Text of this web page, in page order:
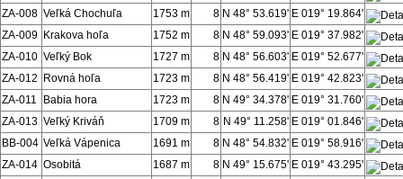
ZA-008 Veľká Chochuľa 1753 m 8 N 48° 53.619' E 019° 19.864'
ZA-009 Krakova hoľa 1752 m 8 N 48° 59.093' E 019° 37.982'
ZA-010 Veľký Bok 1727 m 8 N 48° 56.603' E 019° 52.677'
ZA-012
Rovná hoľa 1723 m 8 N 48° 56.419' E 019° 42.823'
ZA-011
Babia hora 1723 m 8 N 49° 34.378' E 019° 31.760'
ZA-013 Veľký Kriváň 1709 m 8 N 49° 11.258' E 019° 01.846'
BB-004 Veľká Vápenica 1691 m 8 N 48° 54.832' E 019° 58.916'
ZA-014 Osobitá 1687 m 8 N 49° 15.675' E 019° 43.295'